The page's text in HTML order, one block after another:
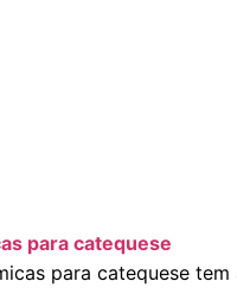
para catequese
para catequese